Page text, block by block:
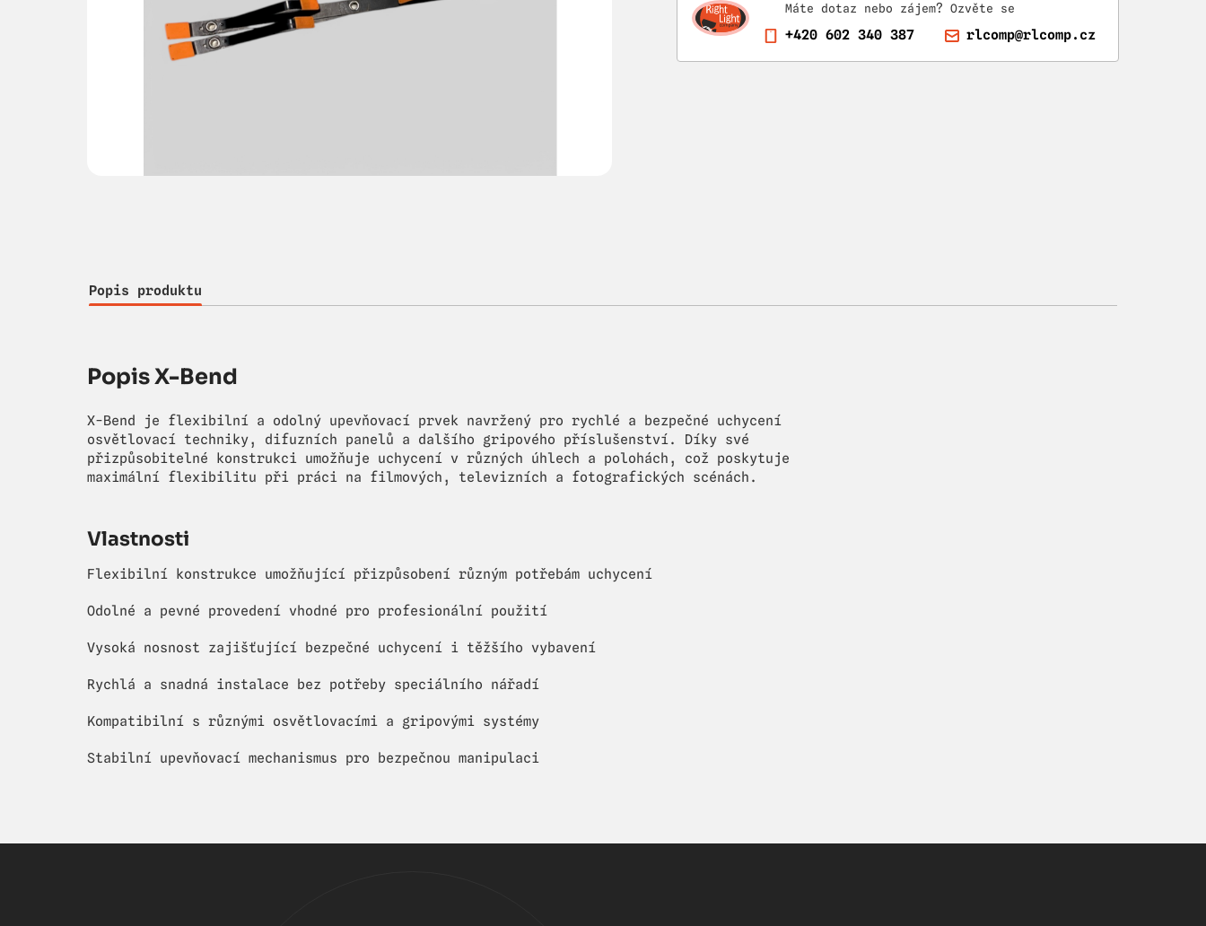
Máte dotaz nebo zájem? Ozvěte se
+420 602 340 387 rlcomp@rlcomp.cz
Popis produktu
Popis X-Bend
X-Bend je flexibilní a odolný upevňovací prvek navržený pro rychlé a bezpečné uchycení
osvětlovací techniky, difuzních panelů a dalšího gripového příslušenství. Díky své
přizpůsobitelné konstrukci umožňuje uchycení v různých úhlech a polohách, což poskytuje
maximální flexibilitu při práci na filmových, televizních a fotografických scénách.
Vlastnosti
Flexibilní konstrukce umožňující přizpůsobení různým potřebám uchycení
Odolné a pevné provedení vhodné pro profesionální použití
Vysoká nosnost zajišťující bezpečné uchycení i těžšího vybavení
Rychlá a snadná instalace bez potřeby speciálního nářadí
Kompatibilní s různými osvětlovacími a gripovými systémy
Stabilní upevňovací mechanismus pro bezpečnou manipulaci